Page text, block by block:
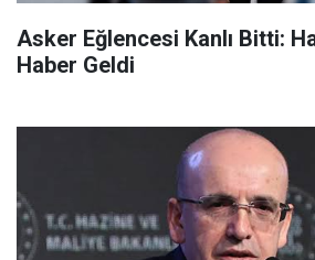
Asker Eğlencesi Kanlı Bitti:
Haber Geldi